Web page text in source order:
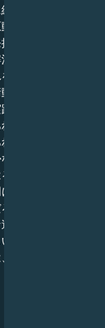
びつけるよう、
力は、単に個人
することではな
できるような、
注ぎ込むことで
を積極的で目的
可能なテクニッ
、仕事に安心感
、自分の心と同
リーダーであ
かに優れた、よ
献身すること
う。内的一貫性
求に巻きつける
尊敬と称賛を提
天性の勇気と規